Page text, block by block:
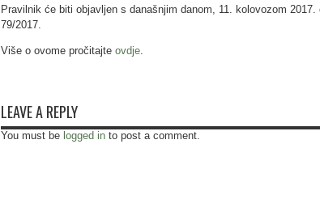
Pravilnik će biti objavljen s današnjim danom, 11. kolovozom 2017.
79/2017.
Više o ovome pročitajte ovdje.
LEAVE A REPLY
You must be logged in to post a comment.